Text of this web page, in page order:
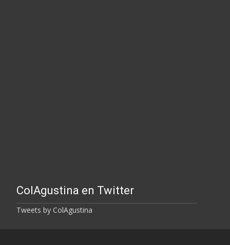
ColAgustina en Twitter
Tweets by ColAgustina